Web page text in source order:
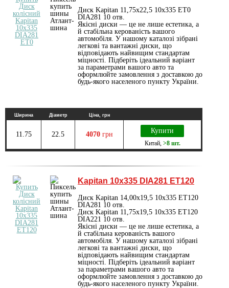
Диск Kapitan 11,75х22,5 10x335 ET0
DIA281 10 отв.
Якісні диски — це не лише естетика, а
й стабільна керованість вашого
автомобіля. У нашому каталозі зібрані
легкові та вантажні диски, що
відповідають найвищим стандартам
міцності. Підберіть ідеальний варіант
за параметрами вашого авто та
оформлюйте замовлення з доставкою до
будь-якого населеного пункту України.
Ширина Діаметр Ціна, грн
11.75 22.5 4070 грн Купити
Китай, >8 шт.
Kapitan 10x335 DIA281 ET120
Диск Kapitan 14,00х19,5 10x335 ET120
DIA281 10 отв.
Диск Kapitan 11,75x19,5 10x335 ET120
DIA221 10 отв.
Якісні диски — це не лише естетика, а
й стабільна керованість вашого
автомобіля. У нашому каталозі зібрані
легкові та вантажні диски, що
відповідають найвищим стандартам
міцності. Підберіть ідеальний варіант
за параметрами вашого авто та
оформлюйте замовлення з доставкою до
будь-якого населеного пункту України.